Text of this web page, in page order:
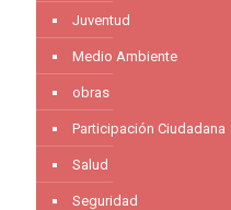
Juventud
Medio Ambiente
obras
Participación Ciudadana
Salud
Seguridad